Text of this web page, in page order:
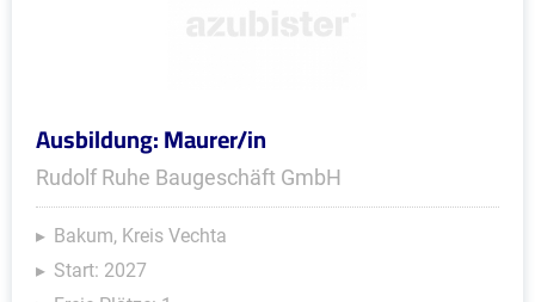
Ausbildung: Maurer/in
Rudolf Ruhe Baugeschäft GmbH
Bakum, Kreis Vechta
Start: 2027